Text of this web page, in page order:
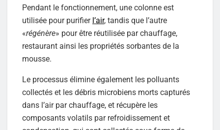
Pendant le fonctionnement, une colonne est
utilisée pour purifier l’air, tandis que l’autre
«régénère» pour être réutilisée par chauffage,
restaurant ainsi les propriétés sorbantes de la
mousse.
Le processus élimine également les polluants
collectés et les débris microbiens morts capturés
dans l’air par chauffage, et récupère les
composants volatils par refroidissement et